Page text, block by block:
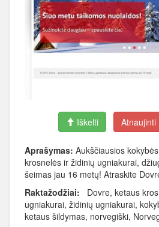
Iškelti Atnaujinti
Aprašymas: Aukščiausios
krosnelės ir židinių ugniakurai,
šeimas jau 16 metų! Atraskite
Raktažodžiai: Dovre, ketaus
ugniakurai, židinių ugniakurai,
ketaus šildymas, norvegiški,